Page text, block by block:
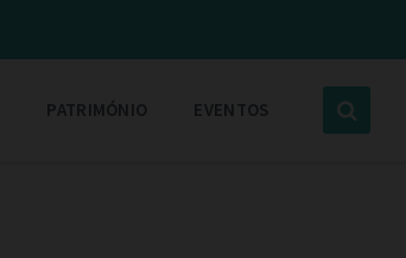
PATRIMÓNIO EVENTOS